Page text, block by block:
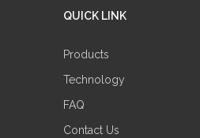
QUICK LINK
Products
Technology
FAQ
Contact Us